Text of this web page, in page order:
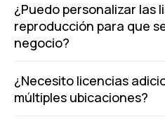
¿Puedo personalizar las
reproducción para que
negocio?
¿Necesito licencias
múltiples ubicaciones?